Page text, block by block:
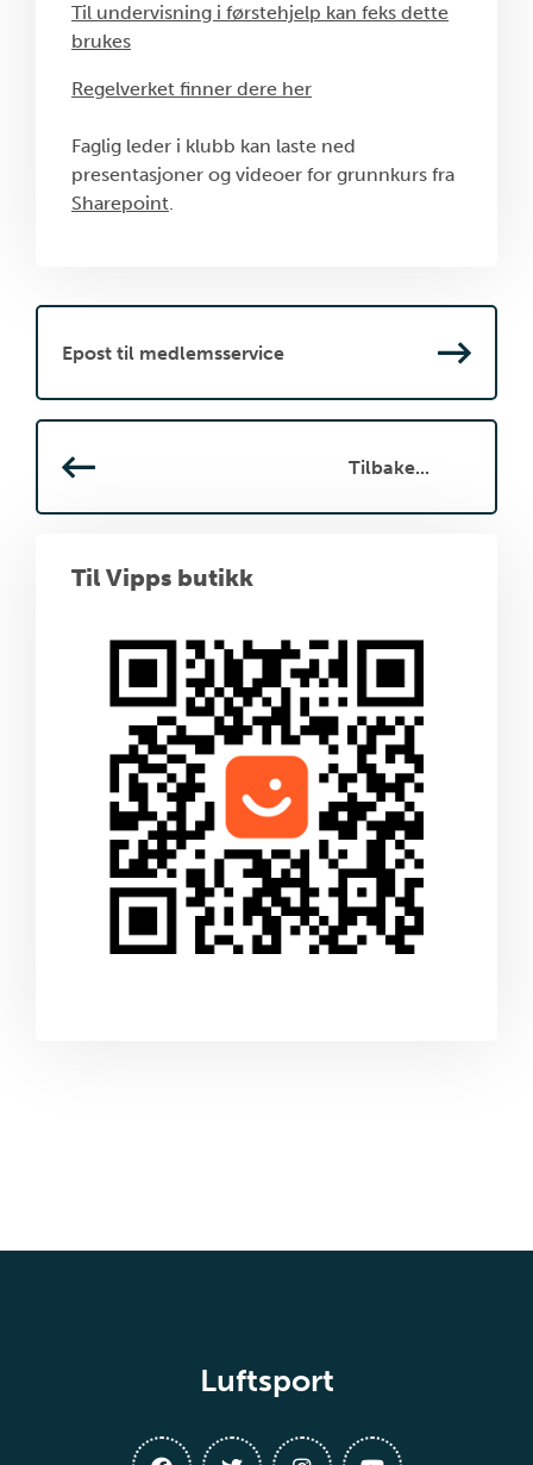
Til undervisning i førstehjelp kan feks dette
brukes
Regelverket finner dere her
Faglig leder i klubb kan laste ned
presentasjoner og videoer for grunnkurs fra
Sharepoint.
Epost til medlemsservice
Tilbake...
Til Vipps butikk
Luftsport